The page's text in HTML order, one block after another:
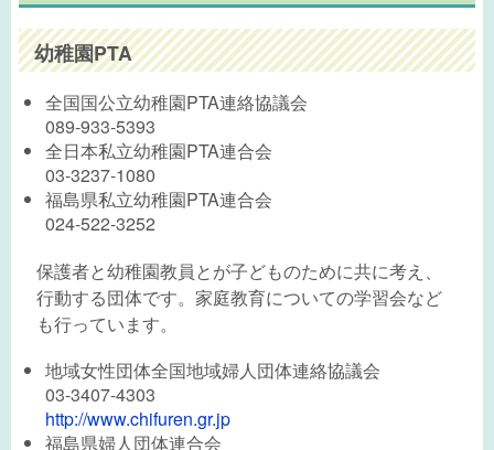
幼稚園PTA
全国国公立幼稚園PTA連絡協議会
089-933-5393
全日本私立幼稚園PTA連合会
03-3237-1080
福島県私立幼稚園PTA連合会
024-522-3252
保護者と幼稚園教員とが子どものために共に考え、
行動する団体です。家庭教育についての学習会など
も行っています。
地域女性団体全国地域婦人団体連絡協議会
03-3407-4303
http://www.chifuren.gr.jp
福島県婦人団体連合会